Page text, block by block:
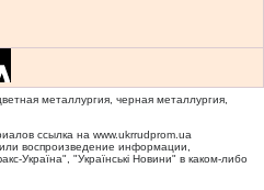
металлургия, черная металлургия,
ссылка на www.ukrrudprom.ua
воспроизведение информации,
Україна", "Українськi Новини" в каком-либо